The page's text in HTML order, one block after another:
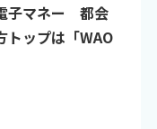
子マネー 都会
トップは「WAO